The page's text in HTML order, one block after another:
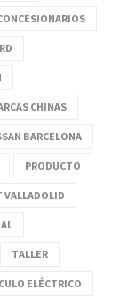
CHINAS
BARCELONA
PRODUCTO
VALLADOLID
TALLER
ELÉCTRICO